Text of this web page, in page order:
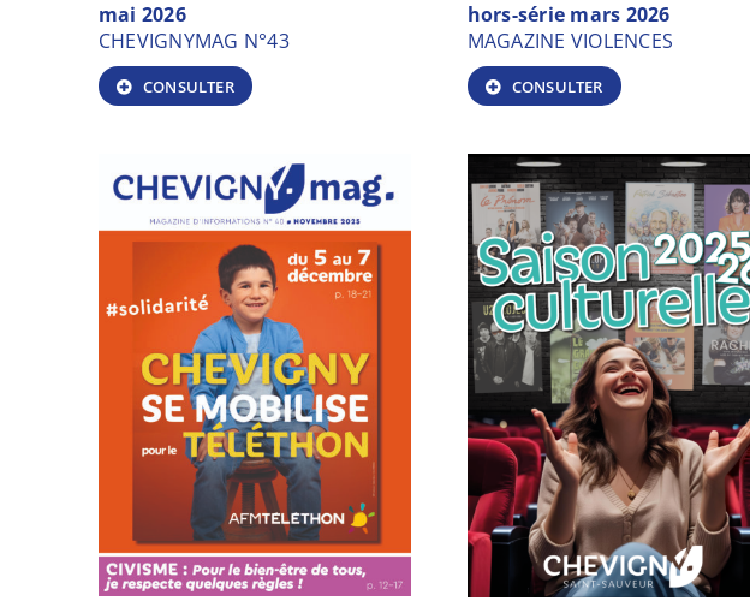
mai 2026
CHEVIGNYMAG N°43
CONSULTER
hors-série mars 2026
MAGAZINE VIOLENCES
CONSULTER